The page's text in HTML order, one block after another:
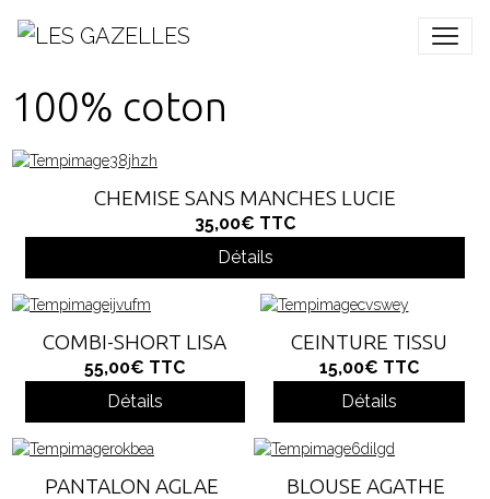
100% coton
CHEMISE SANS MANCHES LUCIE
35,00€ TTC
Détails
COMBI-SHORT LISA
55,00€ TTC
Détails
CEINTURE TISSU
15,00€ TTC
Détails
PANTALON AGLAE BLOUSE AGATHE